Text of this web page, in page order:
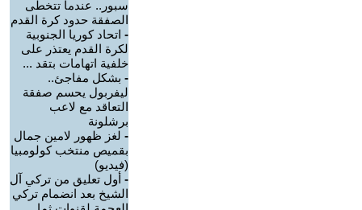
سبور.. عندما تتخطى
الصفقة حدود كرة القدم
- اتحاد كوريا الجنوبية
لكرة القدم يعتذر على
خلفية اتهامات بتقد ...
- بشكل مفاجئ..
ليفربول يحسم صفقة
التعاقد مع لاعب
برشلونة
- لغز ظهور لامين جمال
بقميص منتخب كولومبيا
(فيديو)
- أول تعليق من تركي آل
الشيخ بعد انضمام تركي